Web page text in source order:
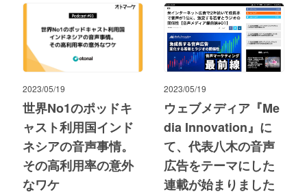
2023/05/19
世界No1のポッドキ
ャスト利用国インド
ネシアの音声事情。
その高利用率の意外
なワケ
2023/05/19
ウェブメディア『Me
dia Innovation』に
て、代表八木の音声
広告をテーマにした
連載が始まりました